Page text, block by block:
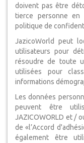
doivent pas être
tierce personne en
politique de
JazicoWorld peut
utilisateurs pour
résoudre de toute
utilisées pour
informations
Les données
peuvent être
JAZICOWORLD et /
de «l’Accord
également être